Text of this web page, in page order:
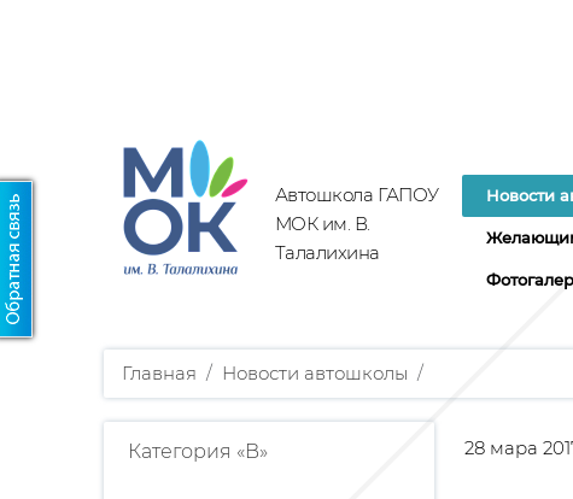
Автошкола ГАПОУ
МОК им. В.
Талалихина
Новости
Главная / Новости автошколы /
Категория «B» 28 мара